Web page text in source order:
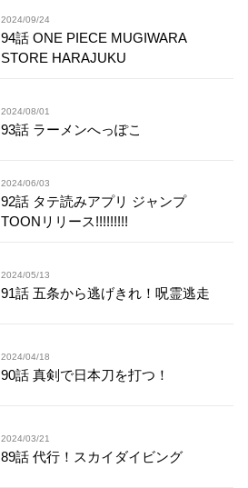
2024/09/24
94話 ONE PIECE MUGIWARA
STORE HARAJUKU
2024/08/01
93話 ラーメンへっぽこ
2024/06/03
92話 タテ読みアプリ ジャンプ
TOONリリース!!!!!!!!!
2024/05/13
91話 五条から逃げきれ！呪霊逃走
2024/04/18
90話 真剣で日本刀を打つ！
2024/03/21
89話 代行！スカイダイビング